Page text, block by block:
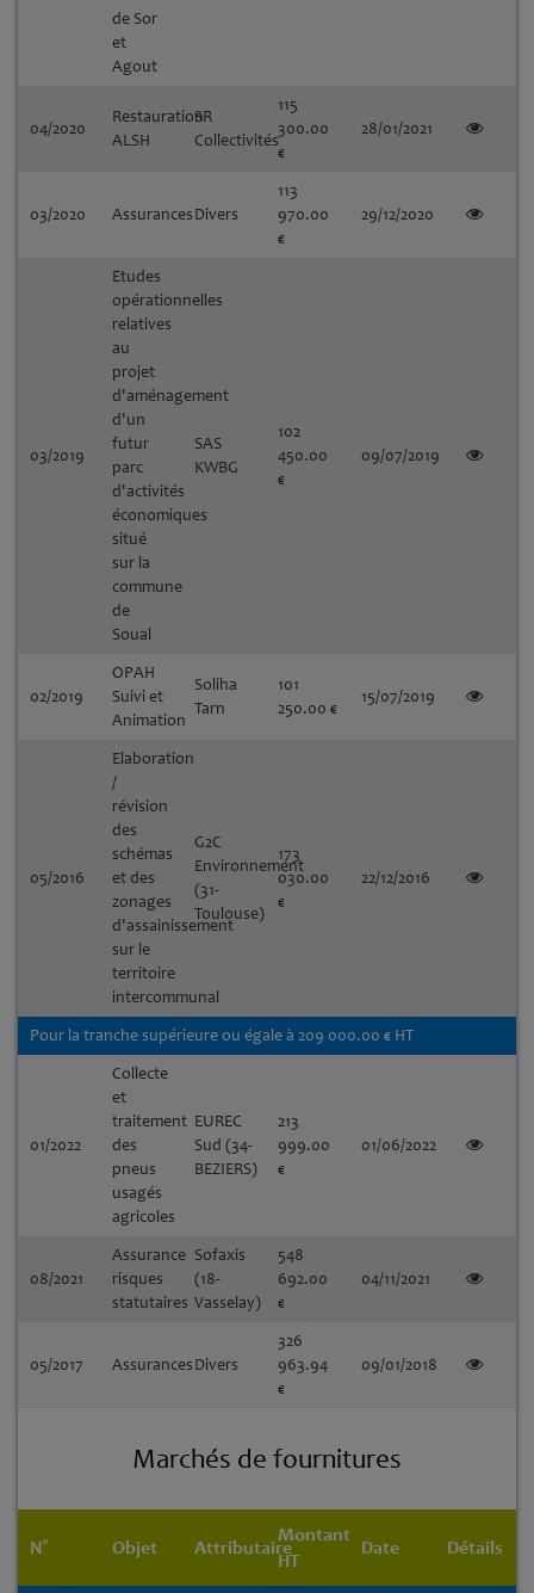
de Sor
et
Agout
04/2020
Restauration
ALSH
SR
Collectivités
115
300.00
€
28/01/2021
03/2020 AssurancesDivers
113
970.00
€
29/12/2020
03/2019
Etudes
opérationnelles
relatives
au
projet
d'aménagement
d'un
futur
parc
d'activités
économiques
situé
sur la
commune
de
Soual
SAS
KWBG
102
450.00
€
09/07/2019
02/2019
OPAH
Suivi et
Animation
Soliha
Tarn
101
250.00 €
15/07/2019
05/2016
Elaboration
/
révision
des
schémas
et des
zonages
d'assainissement
sur le
territoire
intercommunal
G2C
Environnement
(31-
Toulouse)
173
030.00
€
22/12/2016
Pour la tranche supérieure ou égale à 209 000.00 € HT
01/2022
Collecte
et
traitement
des
pneus
usagés
agricoles
EUREC
Sud (34-
BEZIERS)
213
999.00
€
01/06/2022
08/2021
Assurance
risques
statutaires
Sofaxis
(18-
Vasselay)
548
692.00
€
04/11/2021
05/2017 AssurancesDivers
326
963.94
€
09/01/2018
Marchés de fournitures
N° Objet Attributaire
Montant
HT
Date Détails